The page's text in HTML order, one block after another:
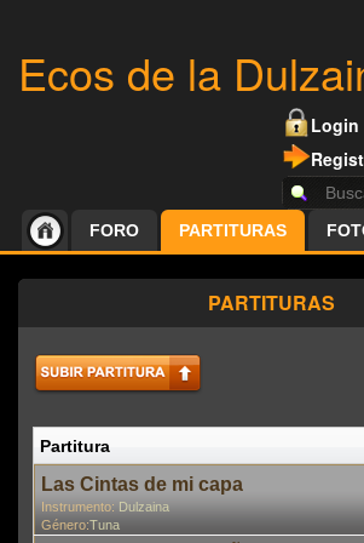
Ecos de la
Login
FORO PARTITURAS
PARTITURAS
Partitura
Las Cintas de mi capa
Instrumento: Dulzaina
Género:Tuna